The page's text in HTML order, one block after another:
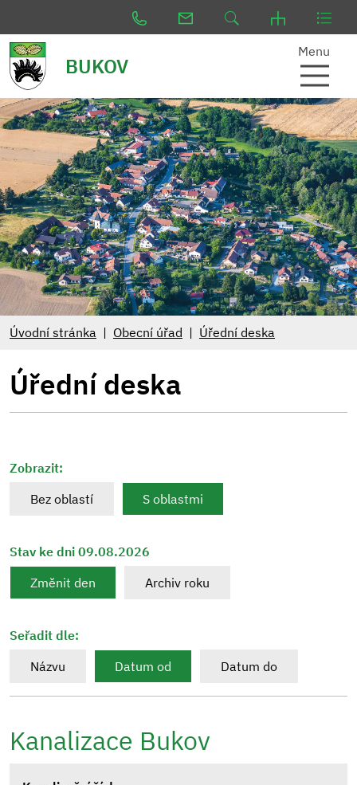
BUKOV
Menu
Úvodní stránka Obecní úřad Úřední deska
Úřední deska
Zobrazit:
Bez oblastí
S oblastmi
Stav ke dni 09.08.2026
Změnit den
Archiv roku
Seřadit dle:
Názvu
Datum od Datum do
Kanalizace Bukov